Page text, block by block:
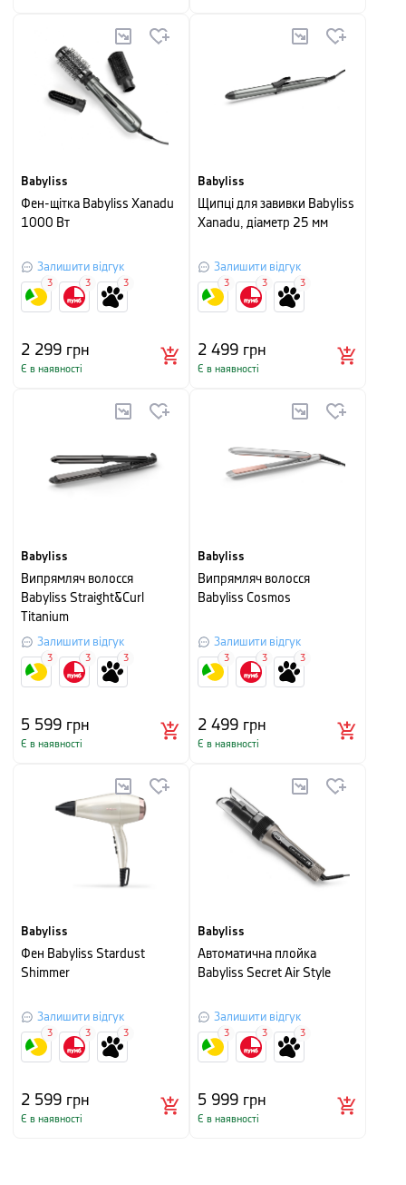
Babyliss
Фен-щітка Babyliss Xanadu
1000 Вт
Залишити відгук
2 299 грн
Є в наявності
3 3 3
Babyliss
Щипці для завивки Babyliss
Xanadu, діаметр 25 мм
Залишити відгук
2 499 грн
Є в наявності
3 3 3
Babyliss
Випрямляч волосся
Babyliss Straight&Curl
Titanium
Залишити відгук
5 599 грн
Є в наявності
3 3 3
Babyliss
Випрямляч волосся
Babyliss Cosmos
Залишити відгук
2 499 грн
Є в наявності
3 3 3
Babyliss
Фен Babyliss Stardust
Shimmer
Залишити відгук
2 599 грн
Є в наявності
3 3 3
Babyliss
Автоматична плойка
Babyliss Secret Air Style
Залишити відгук
5 999 грн
Є в наявності
3 3 3